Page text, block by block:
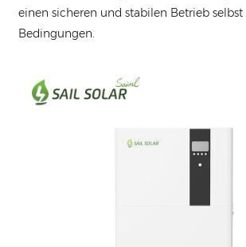
einen sicheren und stabilen Betrieb
Bedingungen.